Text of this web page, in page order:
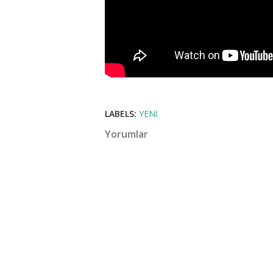
LABELS: YENI
Yorumlar